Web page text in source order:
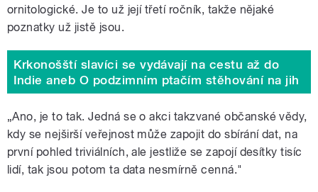
ornitologické. Je to už její třetí ročník, takže nějaké
poznatky už jistě jsou.
Krkonošští slavíci se vydávají na cestu až do
Indie aneb O podzimním ptačím stěhování na jih
„Ano, je to tak. Jedná se o akci takzvané občanské vědy,
kdy se nejširší veřejnost může zapojit do sbírání dat, na
první pohled triviálních, ale jestliže se zapojí desítky tisíc
lidí, tak jsou potom ta data nesmírně cenná."